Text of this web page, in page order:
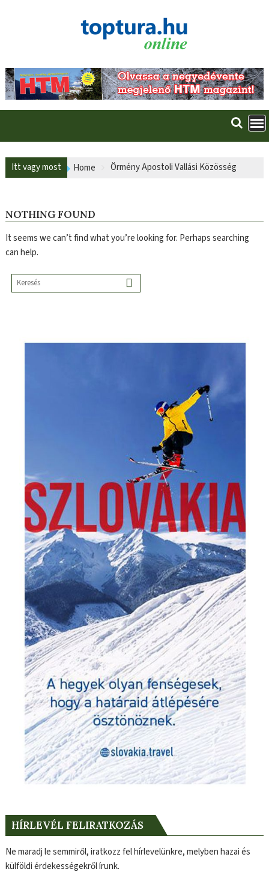
Itt vagy most Home Örmény Apostoli Vallási Közösség
NOTHING FOUND
It seems we can’t find what you’re looking for. Perhaps searching
can help.
HÍRLEVÉL FELIRATKOZÁS
Ne maradj le semmiről, iratkozz fel hírlevelünkre, melyben hazai és
külföldi érdekességekről írunk.